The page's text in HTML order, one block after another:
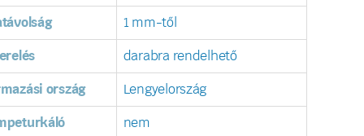
1 mm-től
darabra rendelhető
ország Lengyelország
nem